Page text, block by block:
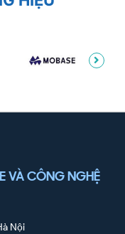
VÀ CÔNG NGHỆ
Nội